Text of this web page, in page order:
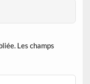
Les champs